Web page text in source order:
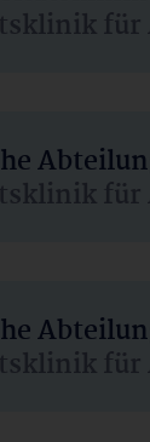
für
für
für